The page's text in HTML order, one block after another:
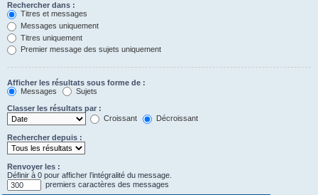
Rechercher dans :
Titres et messages
Messages uniquement
Titres uniquement
Premier message des sujets uniquement
Afficher les résultats sous forme de :
Messages
Sujets
Classer les résultats par :
Croissant
Décroissant
Rechercher depuis :
Renvoyer les :
Définir à 0 pour afficher l’intégralité du message.
premiers caractères des messages